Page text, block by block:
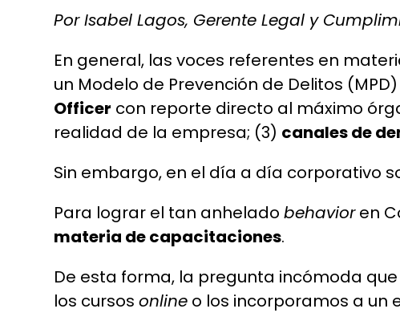
Por Isabel Lagos, Gerente Legal y
En general, las voces referentes en
un Modelo de Prevención de Delitos
Officer con reporte directo al máximo
realidad de la empresa; (3) canales de
Sin embargo, en el día a día corporativo
Para lograr el tan anheladobehavioren
materia de capacitaciones.
De esta forma, la pregunta incómoda
los cursosonline o los incorporamos a un